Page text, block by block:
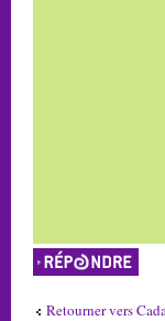
Répondre
Retourner vers